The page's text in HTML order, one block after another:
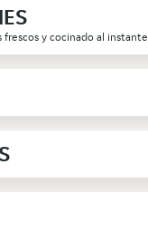
frescos y cocinado al instante